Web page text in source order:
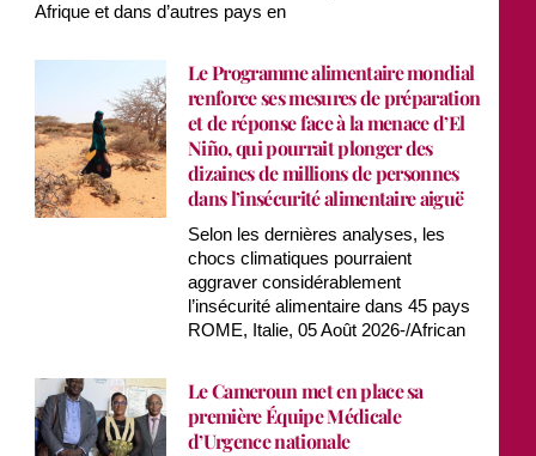
Afrique et dans d’autres pays en
Le Programme alimentaire mondial
renforce ses mesures de préparation
et de réponse face à la menace d’El
Niño, qui pourrait plonger des
dizaines de millions de personnes
dans l’insécurité alimentaire aiguë
Selon les dernières analyses, les
chocs climatiques pourraient
aggraver considérablement
l’insécurité alimentaire dans 45 pays
ROME, Italie, 05 Août 2026-/African
Le Cameroun met en place sa
première Équipe Médicale
d’Urgence nationale